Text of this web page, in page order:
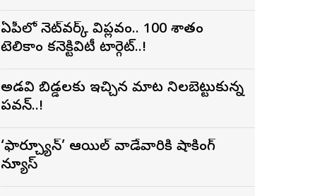
ఏపీలో నెట్‌వర్క్ విప్లవం.. 100 శాతం
టెలికాం కనెక్టివిటీ టార్గెట్..!
అడవి బిడ్డలకు ఇచ్చిన మాట నిలబెట్టుకున్న
పవన్..!
‘ఫార్చ్యూన్’ ఆయిల్ వాడేవారికి షాకింగ్
న్యూస్